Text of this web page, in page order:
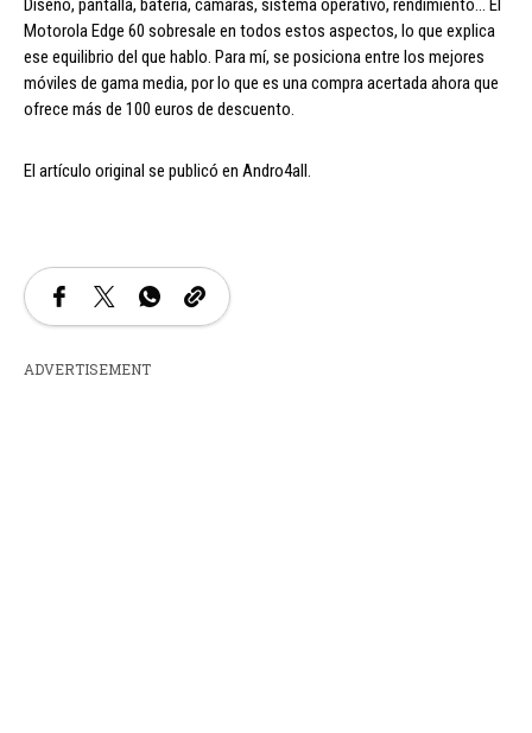
Diseño, pantalla, batería, cámaras, sistema operativo, rendimiento… El
Motorola Edge 60 sobresale en todos estos aspectos, lo que explica
ese equilibrio del que hablo. Para mí, se posiciona entre los mejores
móviles de gama media, por lo que es una compra acertada ahora que
ofrece más de 100 euros de descuento.
El artículo original se publicó en Andro4all.
ADVERTISEMENT